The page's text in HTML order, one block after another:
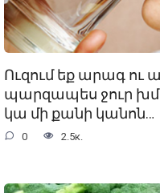
Ուզում եք արագ ու
պարզապես ջուր
կա մի քանի կանոն…
0 2.5к.